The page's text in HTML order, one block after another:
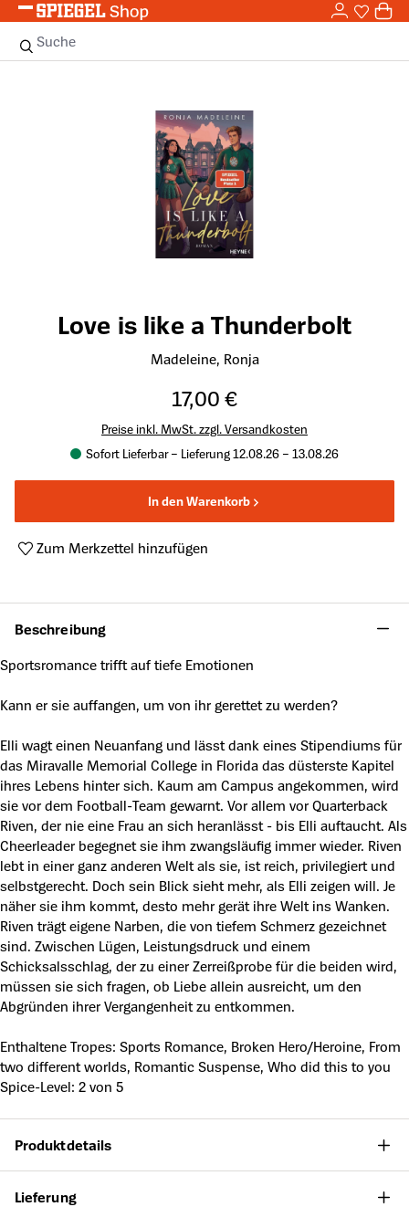
Zum Hauptinhalt springen 0
Suche
Love is like a Thunderbolt
Madeleine, Ronja
17,00 €
Preise inkl. MwSt. zzgl. Versandkosten
Sofort Lieferbar – Lieferung 12.08.26 – 13.08.26
In den Warenkorb
Zum Merkzettel hinzufügen
Beschreibung
Sportsromance trifft auf tiefe Emotionen
Kann er sie auffangen, um von ihr gerettet zu werden?
Elli wagt einen Neuanfang und lässt dank eines Stipendiums für
das Miravalle Memorial College in Florida das düsterste Kapitel
ihres Lebens hinter sich. Kaum am Campus angekommen, wird
sie vor dem Football-Team gewarnt. Vor allem vor Quarterback
Riven, der nie eine Frau an sich heranlässt - bis Elli auftaucht. Als
Cheerleader begegnet sie ihm zwangsläufig immer wieder. Riven
lebt in einer ganz anderen Welt als sie, ist reich, privilegiert und
selbstgerecht. Doch sein Blick sieht mehr, als Elli zeigen will. Je
näher sie ihm kommt, desto mehr gerät ihre Welt ins Wanken.
Riven trägt eigene Narben, die von tiefem Schmerz gezeichnet
sind. Zwischen Lügen, Leistungsdruck und einem
Schicksalsschlag, der zu einer Zerreißprobe für die beiden wird,
müssen sie sich fragen, ob Liebe allein ausreicht, um den
Abgründen ihrer Vergangenheit zu entkommen.
Enthaltene Tropes: Sports Romance, Broken Hero/Heroine, From
two different worlds, Romantic Suspense, Who did this to you
Spice-Level: 2 von 5
Produktdetails
Lieferung